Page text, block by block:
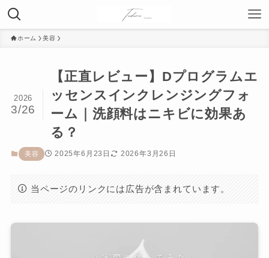
ホーム 美容
【正直レビュー】Dプログラムエ
ッセンスインクレンジングフォ
ーム｜洗顔料はニキビに効果あ
る？
2026
3/26
美容 2025年6月23日 2026年3月26日
当ページのリンクには広告が含まれています。